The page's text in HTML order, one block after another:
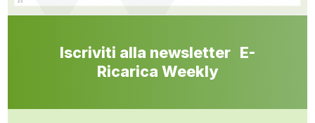
Iscriviti alla newsletter E-
Ricarica Weekly